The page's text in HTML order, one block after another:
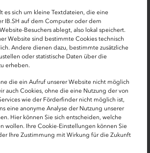
es sich um kleine Textdateien, die eine
IB.SH auf dem Computer oder dem
Besuchers ablegt, also lokal speichert.
Website sind bestimmte Cookies technisch
Andere dienen dazu, bestimmte zusätzliche
oder statistische Daten über die
erheben.
die ein Aufruf unserer Website nicht möglich
auch Cookies, ohne die eine Nutzung der von
wie der Förderfinder nicht möglich ist,
eine anonyme Analyse der Nutzung unserer
Hier können Sie sich entscheiden, welche
wollen. Ihre Cookie-Einstellungen können Sie
Ihre Zustimmung mit Wirkung für die Zukunft
vier Varianten zzgl. einer
bis zu drei Teilprojekten je Variante
von Kostensteigerungen im
Zielverbräuchen für Heizung und
Finanzierung der Varianten
differenzierten Eingabe von
bei Partnerschaftsmodellen
Vergabeverfahren durch die
Auswertung von